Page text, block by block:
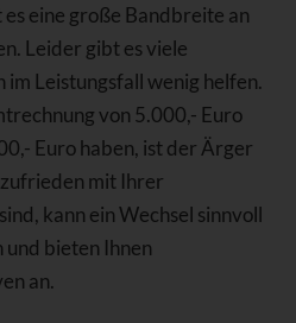
eine große Bandbreite an
Leider gibt es viele
im Leistungsfall wenig helfen.
von 5.000,- Euro
Euro haben, ist der Ärger
mit Ihrer
kann ein Wechsel sinnvoll
und bieten Ihnen
an.